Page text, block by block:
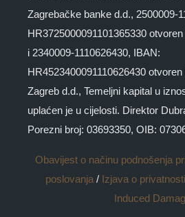
Zagrebačke banke d.d., 2500009-
HR3725000091101365330
i 2340009-1110626430, IBAN:
HR4523400091110626430
Zagreb d.d., Temeljni kapital u
uplaćen je u cijelosti. Direktor
Porezni broj: 03693350, OIB:
Obavijest o načinu podnošenja
poslovanja / Izjava o privatnosti
Induced